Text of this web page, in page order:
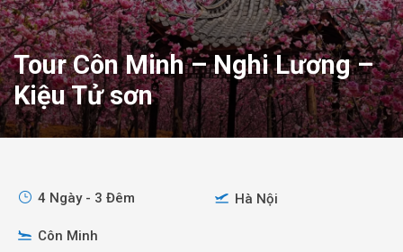
Tour Côn Minh – Nghi Lương –
Kiệu Tử sơn
4 Ngày - 3 Đêm Hà Nội
Côn Minh